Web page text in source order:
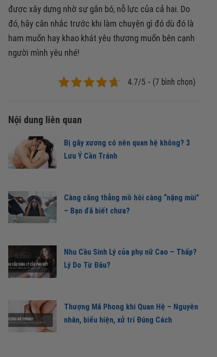
được xây dựng nhờ sự gắn bó, nỗ lực của cả hai. Do
đó, hãy cân nhắc trước khi làm chuyện gì đó dù đó là
ham muốn hay khao khát yêu thương muốn bên cạnh
người mình yêu nhé!
4.7/5 - (7 bình chọn)
Nội dung liên quan
Bị gãy xương có nên quan hệ không? 3
Lưu Ý Cần Tránh
Càng căng thẳng mồ hôi càng “nặng mùi”
– Bạn đã biết chưa?
Nhu Cầu Sinh Lý của phụ nữ Cao – Thấp?
Lý Do Từ Đâu?
Thượng Mã Phong khi Quan Hệ – Nguyên
nhân, biểu hiện, xử trí Đúng Cách